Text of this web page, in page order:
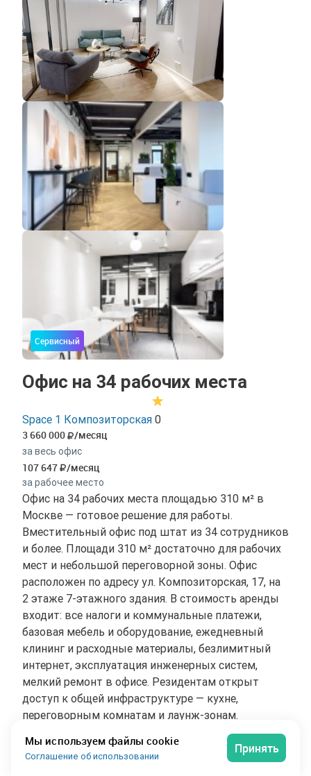
Сервисный
Офис на 34 рабочих места
Space 1 Композиторская 0
3 660 000 /месяц
за весь офис
107 647 /месяц
за рабочее место
Офис на 34 рабочих места площадью 310 м² в
Москве — готовое решение для работы.
Вместительный офис под штат из 34 сотрудников
и более. Площади 310 м² достаточно для рабочих
мест и небольшой переговорной зоны. Офис
расположен по адресу ул. Композиторская, 17, на
2 этаже 7-этажного здания. В стоимость аренды
входит: все налоги и коммунальные платежи,
базовая мебель и оборудование, ежедневный
клининг и расходные материалы, безлимитный
интернет, эксплуатация инженерных систем,
мелкий ремонт в офисе. Резидентам открыт
доступ к общей инфраструктуре — кухне,
переговорным комнатам и лаунж-зонам.
Коворкинг избавляет от забот классической
аренды — ремонт, мебель и техническое
обслуживание уже на стороне площадки.
Мы используем файлы cookie
Соглашение об использовании
Принять